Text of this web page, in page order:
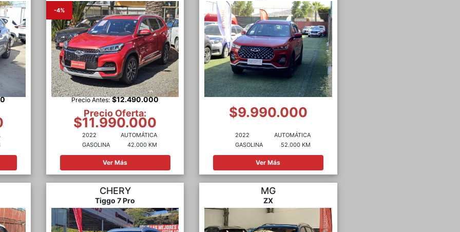
-4%
Precio Antes: $12.490.000
Precio Oferta:
$11.990.000
2022
GASOLINA
AUTOMÁTICA
42.000 KM
Ver Más
$9.990.000
2022
GASOLINA
AUTOMÁTICA
52.000 KM
Ver Más
CHERY
Tiggo 7 Pro
MG
ZX